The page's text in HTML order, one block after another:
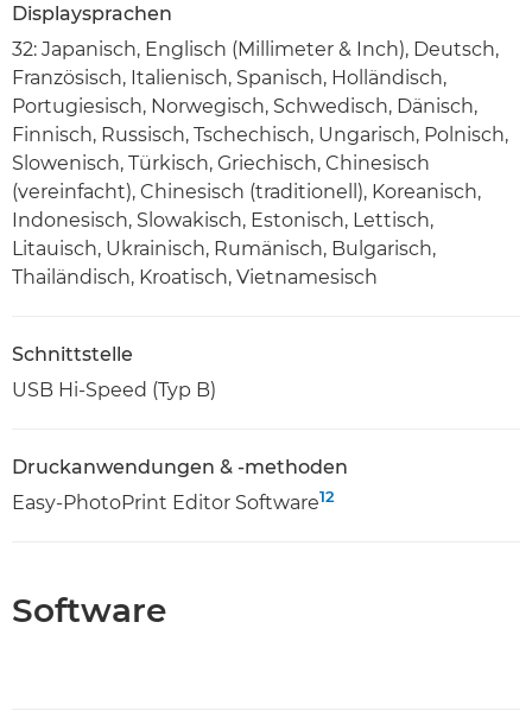
Displaysprachen
32: Japanisch, Englisch (Millimeter & Inch), Deutsch,
Französisch, Italienisch, Spanisch, Holländisch,
Portugiesisch, Norwegisch, Schwedisch, Dänisch,
Finnisch, Russisch, Tschechisch, Ungarisch, Polnisch,
Slowenisch, Türkisch, Griechisch, Chinesisch
(vereinfacht), Chinesisch (traditionell), Koreanisch,
Indonesisch, Slowakisch, Estonisch, Lettisch,
Litauisch, Ukrainisch, Rumänisch, Bulgarisch,
Thailändisch, Kroatisch, Vietnamesisch
Schnittstelle
USB Hi-Speed (Typ B)
Druckanwendungen & -methoden
Easy-PhotoPrint Editor Software12
Software